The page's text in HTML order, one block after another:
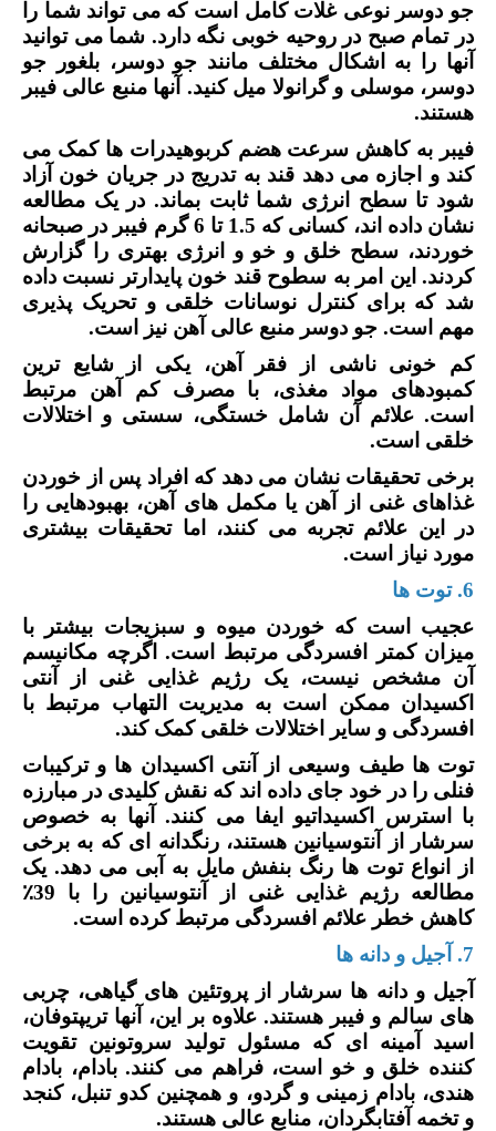
جو دوسر نوعی غلات کامل است که می تواند شما را
در تمام صبح در روحیه خوبی نگه دارد. شما می توانید
آنها را به اشکال مختلف مانند جو دوسر، بلغور جو
دوسر، موسلی و گرانولا میل کنید. آنها منبع عالی فیبر
هستند.
فیبر به کاهش سرعت هضم کربوهیدرات ها کمک می
کند و اجازه می دهد قند به تدریج در جریان خون آزاد
شود تا سطح انرژی شما ثابت بماند. در یک مطالعه
نشان داده اند، کسانی که 1.5 تا 6 گرم فیبر در صبحانه
خوردند، سطح خلق و خو و انرژی بهتری را گزارش
کردند. این امر به سطوح قند خون پایدارتر نسبت داده
شد که برای کنترل نوسانات خلقی و تحریک پذیری
مهم است. جو دوسر منبع عالی آهن نیز است.
کم خونی ناشی از فقر آهن، یکی از شایع ترین
کمبودهای مواد مغذی، با مصرف کم آهن مرتبط
است. علائم آن شامل خستگی، سستی و اختلالات
خلقی است.
برخی تحقیقات نشان می دهد که افراد پس از خوردن
غذاهای غنی از آهن یا مکمل های آهن، بهبودهایی را
در این علائم تجربه می کنند، اما تحقیقات بیشتری
مورد نیاز است.
6. توت ها
عجیب است که خوردن میوه و سبزیجات بیشتر با
میزان کمتر افسردگی مرتبط است. اگرچه مکانیسم
آن مشخص نیست، یک رژیم غذایی غنی از آنتی
اکسیدان ممکن است به مدیریت التهاب مرتبط با
افسردگی و سایر اختلالات خلقی کمک کند.
توت ها طیف وسیعی از آنتی اکسیدان ها و ترکیبات
فنلی را در خود جای داده اند که نقش کلیدی در مبارزه
با استرس اکسیداتیو ایفا می کنند. آنها به خصوص
سرشار از آنتوسیانین هستند، رنگدانه ای که به برخی
از انواع توت ها رنگ بنفش مایل به آبی می دهد. یک
مطالعه رژیم غذایی غنی از آنتوسیانین را با 39
٪
کاهش خطر علائم افسردگی مرتبط کرده است.
7. آجیل و دانه ها
آجیل و دانه ها سرشار از پروتئین های گیاهی، چربی
های سالم و فیبر هستند. علاوه بر این، آنها تریپتوفان،
اسید آمینه ای که مسئول تولید سروتونین تقویت
کننده خلق و خو است، فراهم می کنند. بادام، بادام
هندی، بادام زمینی و گردو، و همچنین کدو تنبل، کنجد
و تخمه آفتابگردان، منابع عالی هستند.